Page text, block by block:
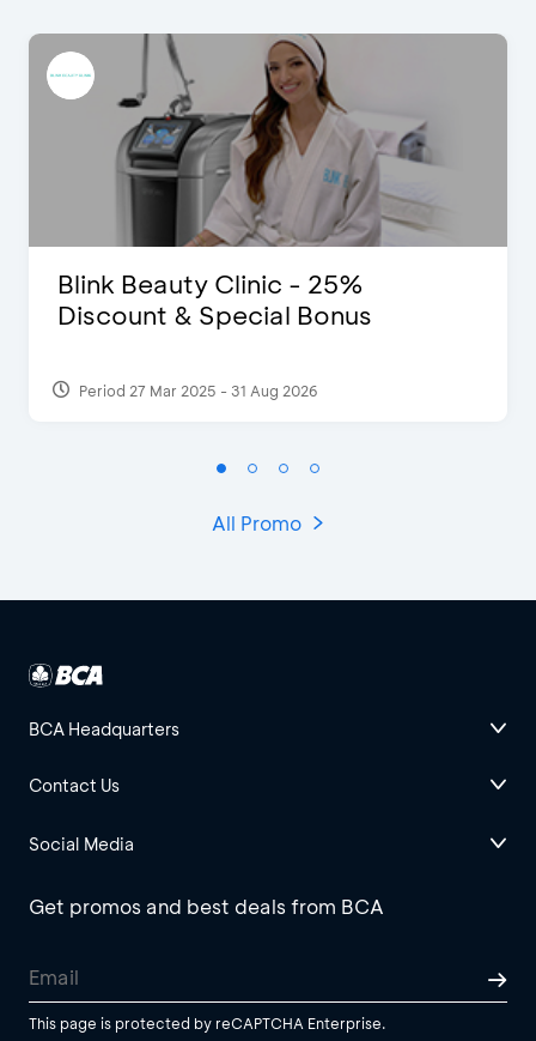
Blink Beauty Clinic - 25%
Discount & Special Bonus
Period 27 Mar 2025 - 31 Aug 2026
All Promo
BCA Headquarters
Contact Us
Social Media
Get promos and best deals from BCA
This page is protected by reCAPTCHA Enterprise.